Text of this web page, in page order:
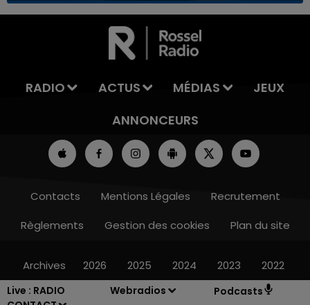
Live : RADIO
Webradios Podcasts
LA TEAM DU WEEK-END
RADIO ACTUS MÉDIAS
JEUX
ANNONCEURS
Contacts Mentions Légales
Recrutement
Règlements
Gestion des cookies Plan du site
Archives 2026 2025 2024 2023 2022